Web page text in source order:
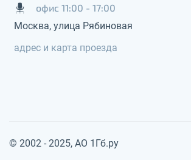
офис 11:00 - 17:00
Москва, улица Рябиновая
адрес и карта проезда
© 2002 - 2025, АО 1Гб.ру